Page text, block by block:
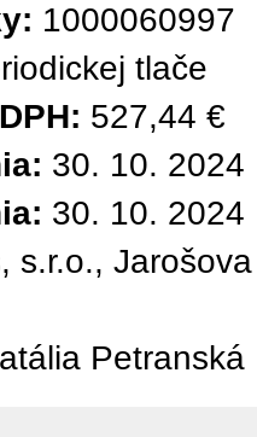
1000060997
tlače
527,44 €
30. 10. 2024
30. 10. 2024
s.r.o.,